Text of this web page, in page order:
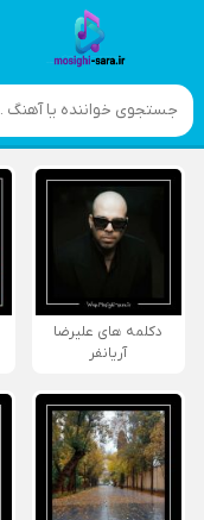
دکلمه های علیرضا
آریانفر